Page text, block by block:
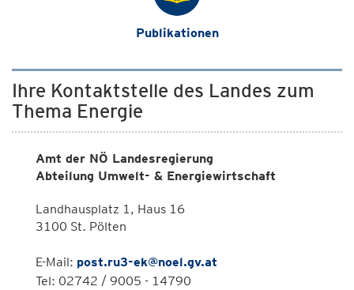
Publikationen
Ihre Kontaktstelle des Landes zum
Thema Energie
Amt der NÖ Landesregierung
Abteilung Umwelt- & Energiewirtschaft
Landhausplatz 1, Haus 16
3100 St. Pölten
E-Mail: post.ru3-ek@noel.gv.at
Tel: 02742 / 9005 - 14790